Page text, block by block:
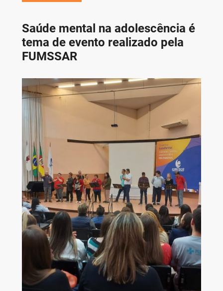
Saúde mental na adolescência é
tema de evento realizado pela
FUMSSAR